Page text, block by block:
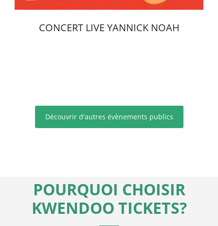
CONCERT LIVE YANNICK NOAH
Découvrir d'autres évènements publics
POURQUOI CHOISIR
KWENDOO TICKETS?